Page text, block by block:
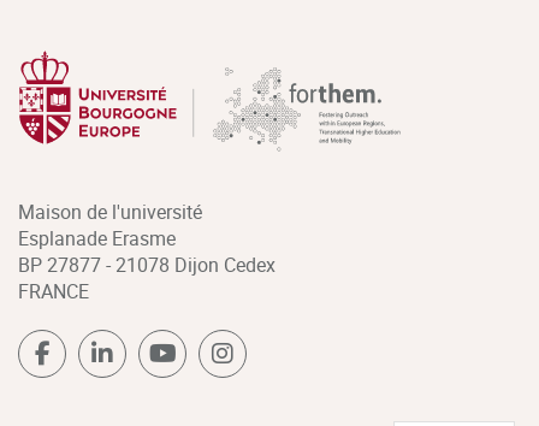
Maison de l'université
Esplanade Erasme
BP 27877 - 21078 Dijon Cedex
FRANCE